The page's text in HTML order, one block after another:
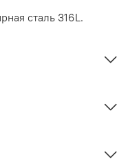
сталь 316L.